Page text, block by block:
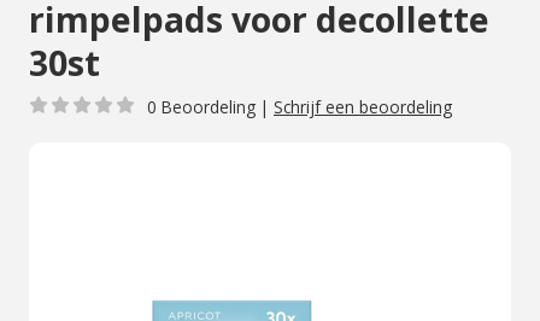
rimpelpads voor decollette
30st
0 Beoordeling | Schrijf een beoordeling